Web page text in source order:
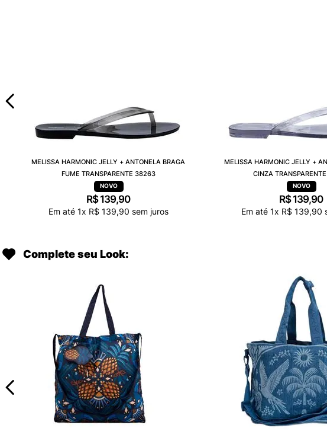
MELISSA HARMONIC JELLY + ANTONELA BRAGA
FUME TRANSPARENTE 38263
R$ 139,90
Em até 1x R$ 139,90 sem juros
MELISSA HARMONIC JELLY +
CINZA
R$ 139,90
Em até 1x R$ 139,90
Complete seu Look: